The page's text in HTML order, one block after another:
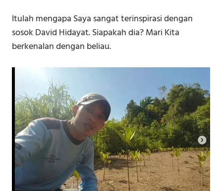
Itulah mengapa Saya sangat terinspirasi dengan
sosok David Hidayat. Siapakah dia? Mari Kita
berkenalan dengan beliau.